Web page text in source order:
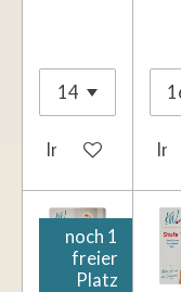
In den Warenkorb
In
noch 1
freier
Platz